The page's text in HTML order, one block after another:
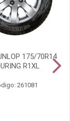
175/70R14
R1XL
261081